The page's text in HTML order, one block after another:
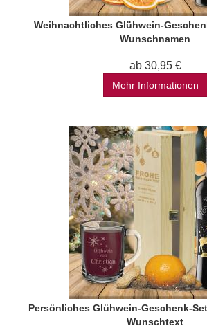
Weihnachtliches Glühwein-
Wunschnamen
ab 30,95 €
Mehr Informationen
Persönliches Glühwein-Geschenk-
Wunschtext